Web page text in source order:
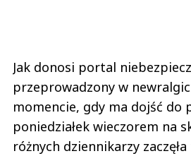
Jak donosi portal
przeprowadzony w
momencie, gdy ma dojść do
poniedziałek wieczorem na
różnych dziennikarzy